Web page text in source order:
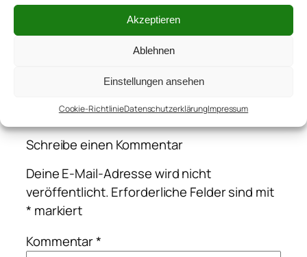
Akzeptieren
Ablehnen
Einstellungen ansehen
Cookie-RichtlinieDatenschutzerklärungImpressum
← Kai und das neue Rad
Kommentare
Schreibe einen Kommentar
Deine E-Mail-Adresse wird nicht
veröffentlicht.Erforderliche Felder sind mit
* markiert
Kommentar*